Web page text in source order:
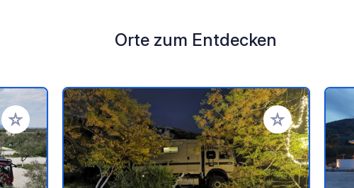
Orte zum Entdecken
Zu Ihren Favoriten hinzufügen Zu Ihren